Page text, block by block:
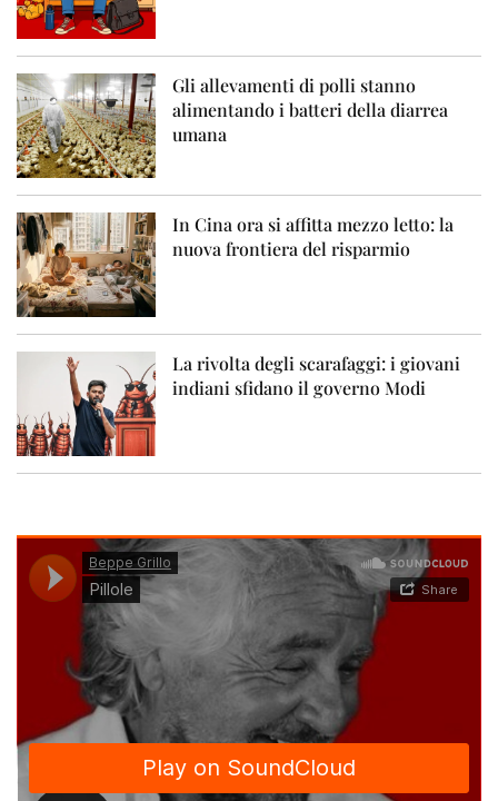
Gli allevamenti di polli stanno
alimentando i batteri della diarrea
umana
In Cina ora si affitta mezzo letto: la
nuova frontiera del risparmio
La rivolta degli scarafaggi: i giovani
indiani sfidano il governo Modi